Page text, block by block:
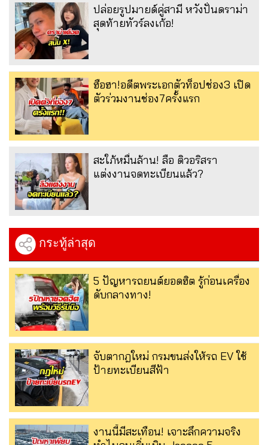
ปล่อยรูปมายด์คู่สามี หวังปั่นดราม่า
สุดท้ายทัวร์ลงเก้อ!
ฮือฮา!อดีตพระเอกตัวท็อปช่อง3 เปิด
ตัวร่วมงานช่อง7ครั้งแรก
สะใภ้หมื่นล้าน! ลือ ดิวอริสรา
แต่งงานจดทะเบียนแล้ว?
กระทู้ล่าสุด
5 ปัญหารถยนต์ยอดฮิต รู้ก่อนเครื่อง
ดับกลางทาง!
จับตากฎใหม่ กรมขนส่งให้รถ EV ใช้
ป้ายทะเบียนสีฟ้า
งานนี้มีสะเทือน! เจาะลึกความจริง